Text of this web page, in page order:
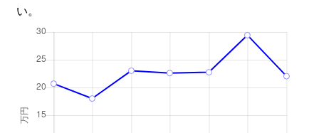
い。